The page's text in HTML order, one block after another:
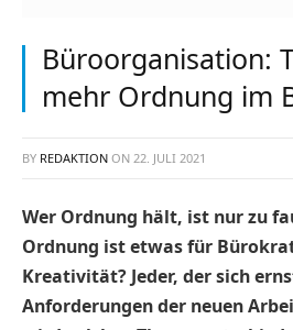
Büroorganisation:
mehr Ordnung im
BY REDAKTION ON 22. JULI 2021
Wer Ordnung hält, ist nur zu
Ordnung ist etwas für
Kreativität? Jeder, der sich
Anforderungen der neuen